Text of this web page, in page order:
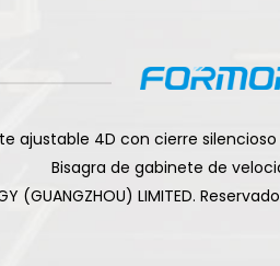
ajustable 4D con cierre silencioso
Bisagra de gabinete de
(GUANGZHOU) LIMITED.